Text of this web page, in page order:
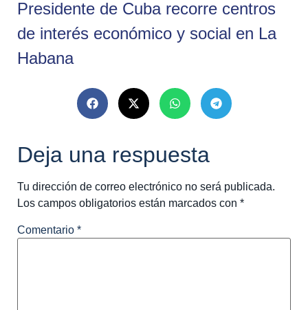
Presidente de Cuba recorre centros
de interés económico y social en La
Habana
Deja una respuesta
Tu dirección de correo electrónico no será publicada.
Los campos obligatorios están marcados con *
Comentario *